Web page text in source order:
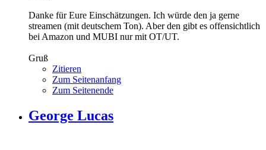
Danke für Eure Einschätzungen. Ich würde den ja gerne
streamen (mit deutschem Ton). Aber den gibt es offensichtlich
bei Amazon und MUBI nur mit OT/UT.
Gruß
Zitieren
Zum Seitenanfang
Zum Seitenende
George Lucas